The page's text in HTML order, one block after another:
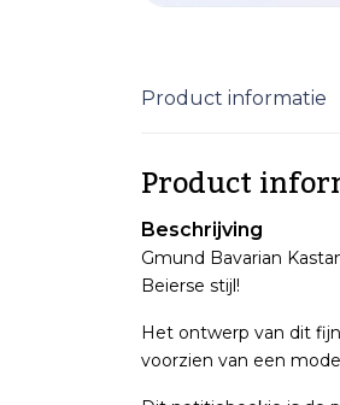
Product informatie
Product
Beschrijving
Gmund Bavarian
Beierse stijl!
Het ontwerp van dit
voorzien van een